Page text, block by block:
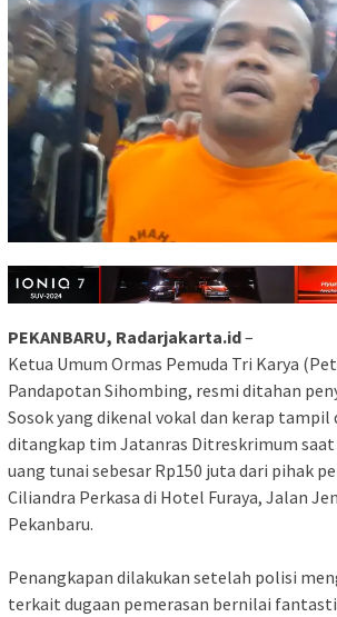
PEKANBARU, Radarjakarta.id–
Ketua Umum Ormas Pemuda Tri Karya
Pandapotan Sihombing, resmi ditahan
Sosok yang dikenal vokal dan kerap tampil
ditangkap tim Jatanras Ditreskrimum saat
uang tunai sebesar Rp150 juta dari pihak
Ciliandra Perkasa di Hotel Furaya, Jalan
Pekanbaru.
Penangkapan dilakukan setelah polisi
terkait dugaan pemerasan bernilai